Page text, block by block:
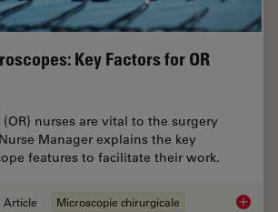
Key Factors for OR
nurses are vital to the surgery
Manager explains the key
features to facilitate their work.
Article Microscopie chirurgicale